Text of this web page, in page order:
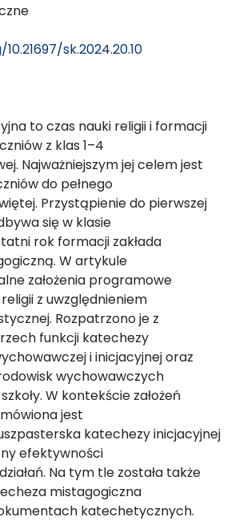
sk.2024.20.10
to czas nauki religii i formacji
z klas 1–4
Najważniejszym jej celem jest
do pełnego
Przystąpienie do pierwszej
się w klasie
rok formacji zakłada
W artykule
założenia programowe
z uwzględnieniem
Rozpatrzono je z
funkcji katechezy
i inicjacyjnej oraz
wychowawczych
W kontekście założeń
jest
katechezy inicjacyjnej
efektywności
Na tym tle została także
mistagogiczna
katechetycznych.